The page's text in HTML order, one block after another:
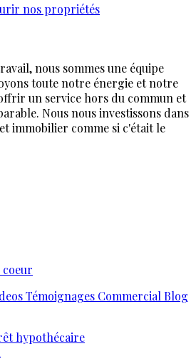
nos propriétés
nous sommes une équipe
toute notre énergie et notre
un service hors du commun et
Nous nous investissons dans
immobilier comme si c'était le
coeur
Témoignages CommercialBlog
hypothécaire